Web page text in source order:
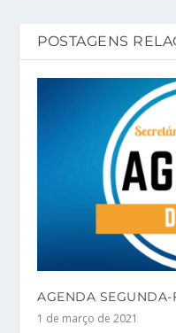
POSTAGENS
AGENDA SEGUNDA-
1 de março de 2021